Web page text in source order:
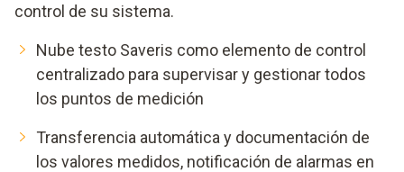
control de su sistema.
Nube testo Saveris como elemento de control
centralizado para supervisar y gestionar todos
los puntos de medición
Transferencia automática y documentación de
los valores medidos, notificación de alarmas en